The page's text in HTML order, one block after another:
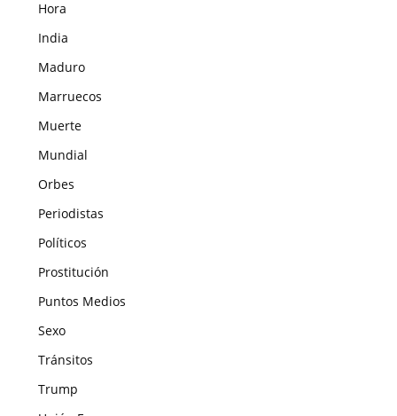
Hora
India
Maduro
Marruecos
Muerte
Mundial
Orbes
Periodistas
Políticos
Prostitución
Puntos Medios
Sexo
Tránsitos
Trump